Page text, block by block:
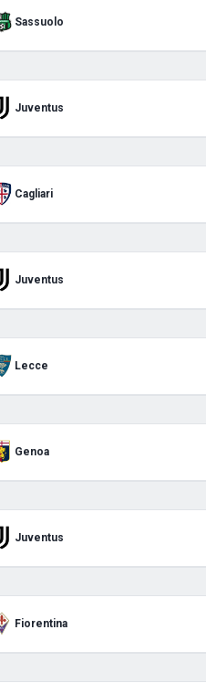
Sassuolo
Juventus
Cagliari
Juventus
Lecce
Genoa
Juventus
Fiorentina